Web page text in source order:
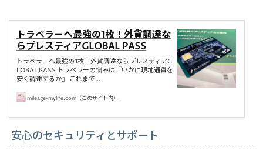
トラベラーへ最強の1枚！外貨調達な
らプレスティアGLOBAL PASS
トラベラーへ最強の1枚！外貨調達ならプレスティアG
LOBAL PASS トラベラーの悩みは『いかに現地通貨を
安く調達するか』 これまで...
mileage-mylife.com（このサイト内）
安心のセキュリティとサポート